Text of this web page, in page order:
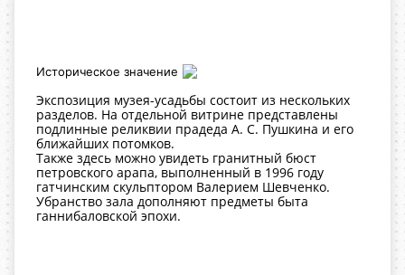
Историческое значение
Экспозиция музея-усадьбы состоит из нескольких
разделов. На отдельной витрине представлены
подлинные реликвии прадеда А. С. Пушкина и его
ближайших потомков.
Также здесь можно увидеть гранитный бюст
петровского арапа, выполненный в 1996 году
гатчинским скульптором Валерием Шевченко.
Убранство зала дополняют предметы быта
ганнибаловской эпохи.